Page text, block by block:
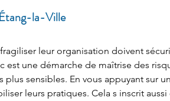
la-Ville
leur organisation doivent
est une démarche de maîtrise des
sensibles. En vous appuyant sur
leurs pratiques. Cela s inscrit